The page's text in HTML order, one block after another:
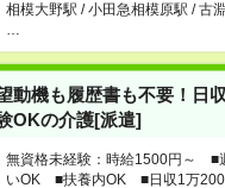
相模大野駅 / 小田急相模原駅 / 古
動機も履歴書も不要！日
OKの介護[派遣]
無資格未経験：時給1500円～ ■
いOK ■扶養内OK ■日収1万
1-12-14
ts.jp
ア事業部 町田オフィス
野1-7-23 大樹生命町田ビル6F
285
ts.jp